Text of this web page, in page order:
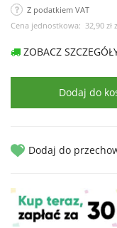
Z podatkiem VAT
Cena jednostkowa: 32,90 zł
ZOBACZ
Dodaj do
Dodaj do